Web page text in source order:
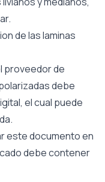
de las laminas
proveedor de
debe
el cual puede
este documento en
debe contener